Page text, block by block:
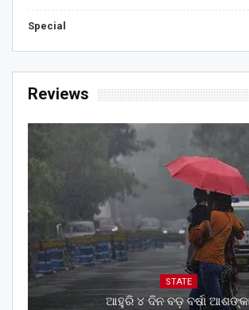
Special
Reviews
STATE
ଆହୁରି ୪ ଦିନ ବଡ଼ ବର୍ଷା